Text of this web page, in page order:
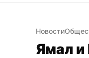
Новости
Ямал и